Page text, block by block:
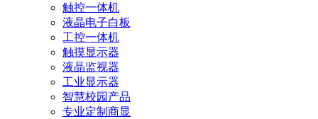
触控一体机
液晶电子白板
工控一体机
触摸显示器
液晶监视器
工业显示器
智慧校园产品
专业定制商显